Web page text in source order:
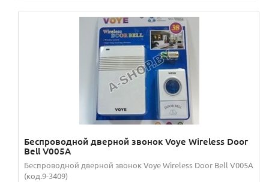
Беспроводной дверной звонок Voye Wireless Door
Bell V005A
Беспроводной дверной звонок Voye Wireless Door Bell V005A
(код.9-3409)